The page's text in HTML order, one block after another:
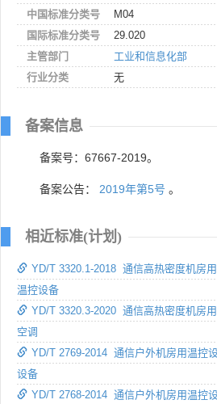
中国标准分类号
M04
国际标准分类号
29.020
主管部门
工业和信息化部
行业分类
无
备案信息
备案号：67667-2019。
备案公告： 2019年第5号 。
相近标准(计划)
YD/T 3320.1-2018 通信高热密度机房
温控设备
YD/T 3320.3-2020 通信高热密度机房
空调
YD/T 2769-2014 通信户外机房用温控
设备
YD/T 2768-2014 通信户外机房用温控